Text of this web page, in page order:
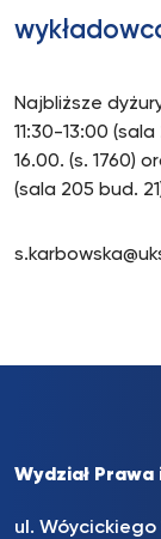
Najbliższe
11:30-13:00
16.00. (s. 1760)
(sala 205 bud.
Wydział Prawa
ul. Wóycickiego